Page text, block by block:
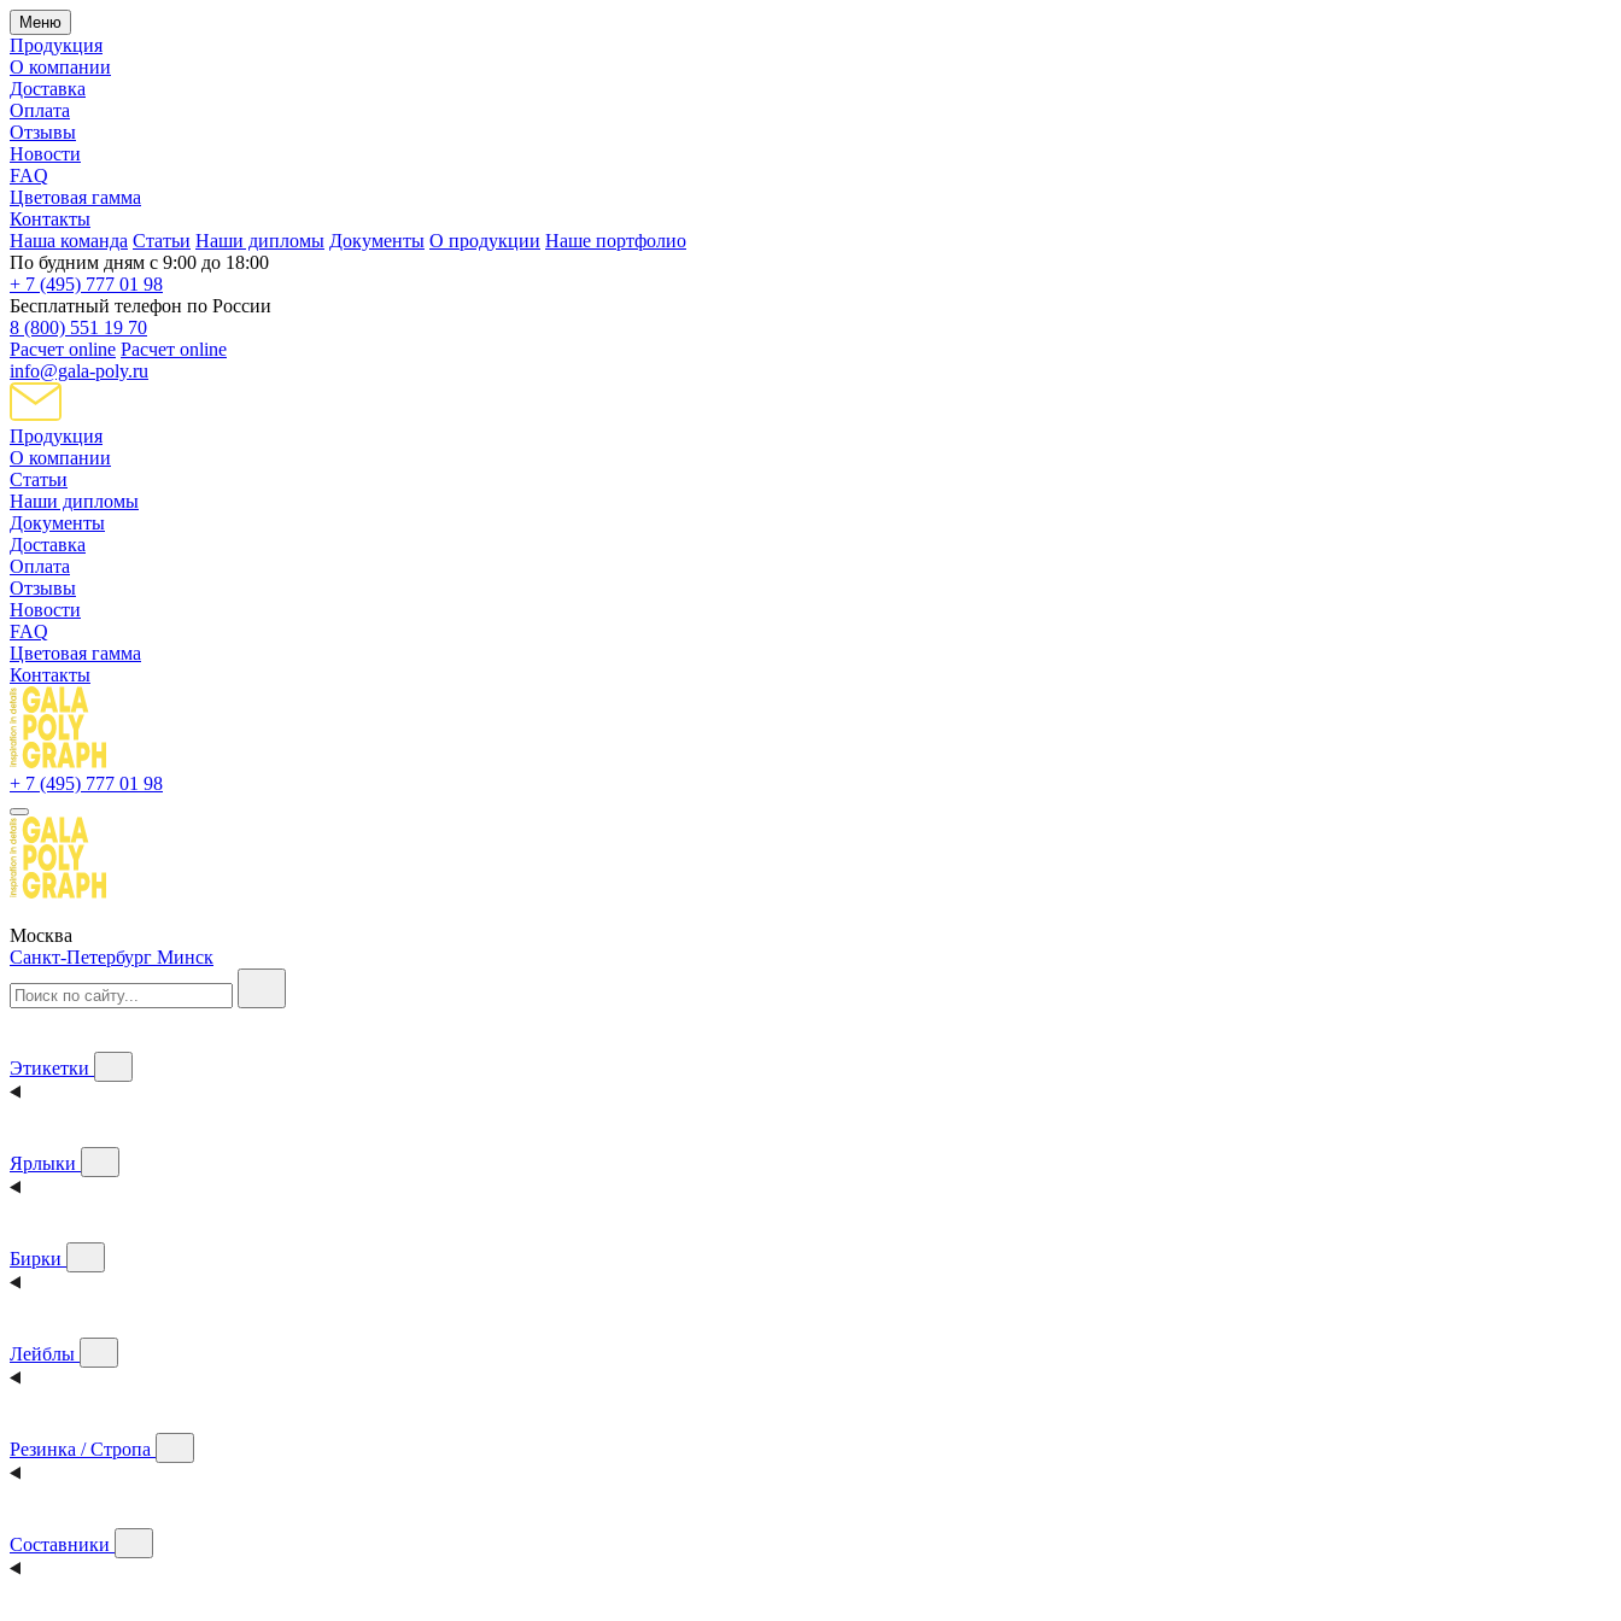
Меню
Продукция
О компании
Доставка
Оплата
Отзывы
Новости
FAQ
Цветовая гамма
Контакты
Наша команда Статьи Наши дипломы Документы О продукции Наше портфолио
По будним дням с 9:00 до 18:00
+ 7 (495) 777 01 98
Бесплатный телефон по России
8 (800) 551 19 70
Расчет online Расчет online
info@gala-poly.ru
Продукция
О компании
Статьи
Наши дипломы
Документы
Доставка
Оплата
Отзывы
Новости
FAQ
Цветовая гамма
Контакты
+ 7 (495) 777 01 98
Москва
Санкт-Петербург Минск
Этикетки
Ярлыки
Бирки
Лейблы
Резинка / Стропа
Составники